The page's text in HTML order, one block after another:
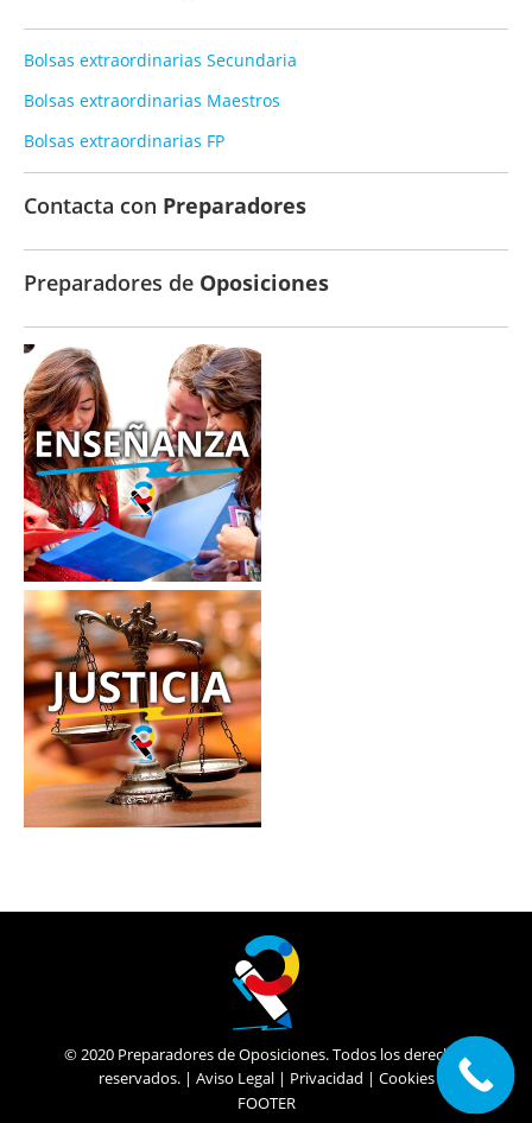
Bolsas extraordinarias Secundaria
Bolsas extraordinarias Maestros
Bolsas extraordinarias FP
Contacta con Preparadores
Preparadores de Oposiciones
© 2020 Preparadores de Oposiciones. Todos los derechos
reservados. | Aviso Legal| Privacidad | Cookies
FOOTER